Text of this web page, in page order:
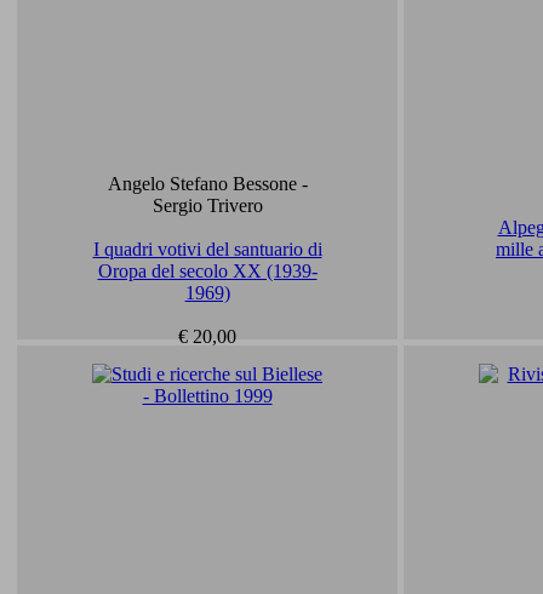
Angelo Stefano Bessone -
Sergio Trivero
I quadri votivi del santuario di
Oropa del secolo XX (1939-
1969)
€ 20,00
mille